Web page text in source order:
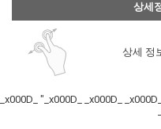
상세
상세 정
_x000D_ "_x000D_ _x000D_